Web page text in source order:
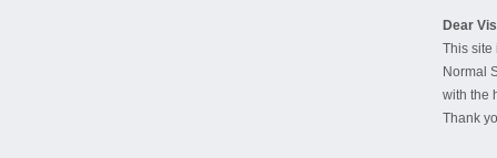
Dear
This site
Normal
with the
Thank